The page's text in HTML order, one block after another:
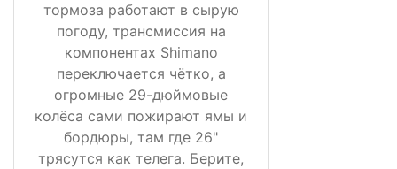
тормоза работают в сырую
погоду, трансмиссия на
компонентах Shimano
переключается чётко, а
огромные 29-дюймовые
колёса сами пожирают ямы и
бордюры, там где 26"
трясутся как телега. Берите,